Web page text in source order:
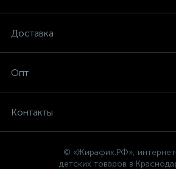
Доставка
Опт
Контакты
© «Жирафик.РФ»,
детских товаров в